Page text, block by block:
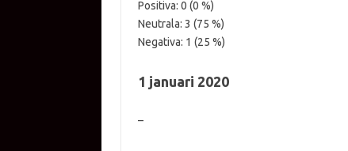
Positiva: 0 (0 %)
Neutrala: 3 (75 %)
Negativa: 1 (25 %)
1 januari 2020
–